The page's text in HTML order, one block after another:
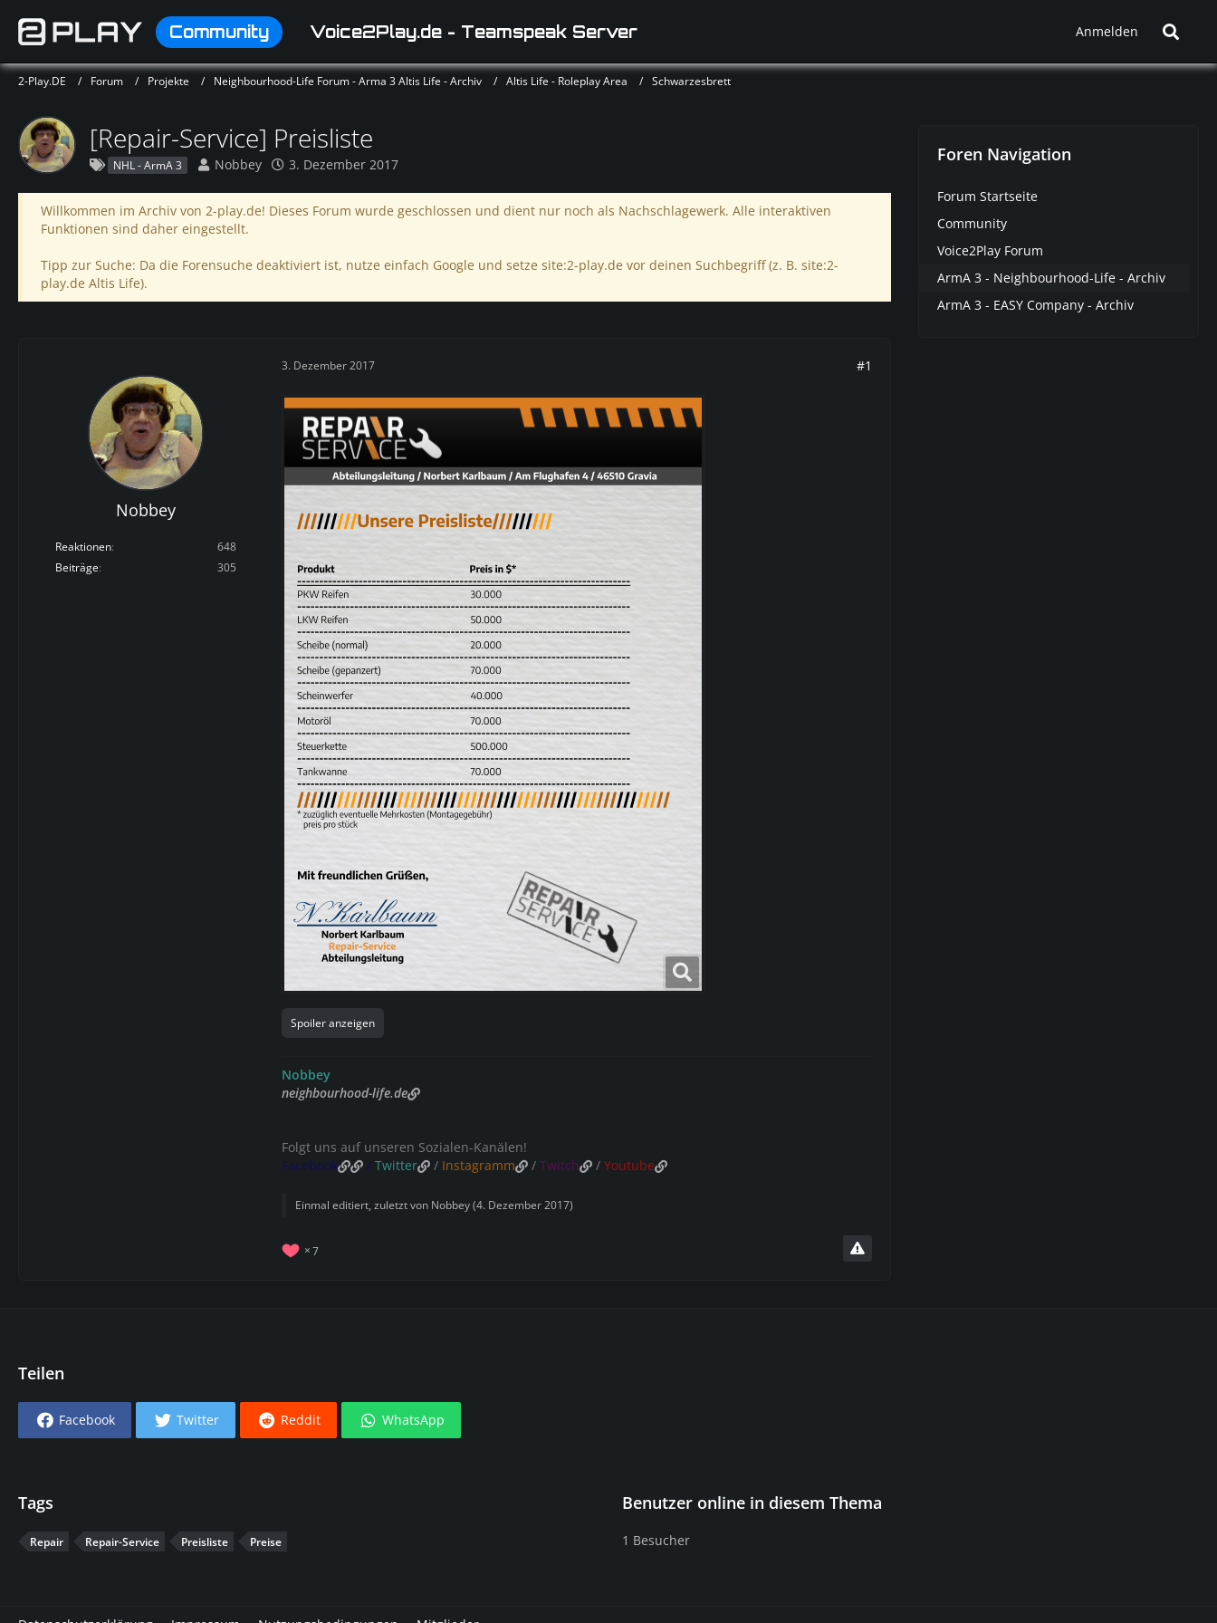
Community Voice2Play.de - Teamspeak Server Anmelden
2-Play.DE Forum Projekte Neighbourhood-Life Forum - Arma 3 Altis Life - Archiv Altis Life - Roleplay Area Schwarzesbrett
[Repair-Service] Preisliste
NHL - ArmA 3 Nobbey 3. Dezember 2017
Willkommen im Archiv von 2-play.de! Dieses Forum wurde geschlossen und dient nur noch als Nachschlagewerk. Alle interaktiven
Funktionen sind daher eingestellt.
Tipp zur Suche: Da die Forensuche deaktiviert ist, nutze einfach Google und setze site:2-play.de vor deinen Suchbegriff (z. B. site:2-
play.de Altis Life).
Nobbey
Reaktionen
648
Beiträge
305
3. Dezember 2017 #1
Spoiler anzeigen
Nobbey
neighbourhood-life.de
Folgt uns auf unseren Sozialen-Kanälen!
Facebook
/ Twitter / Instagramm / Twitch / Youtube
Einmal editiert, zuletzt von Nobbey(4. Dezember 2017)
7
Foren Navigation
Forum Startseite
Community
Voice2Play Forum
ArmA 3 - Neighbourhood-Life - Archiv
ArmA 3 - EASY Company - Archiv
Teilen
Facebook Twitter Reddit WhatsApp
Tags
Repair Repair-Service Preisliste Preise
Benutzer online in diesem Thema
1 Besucher